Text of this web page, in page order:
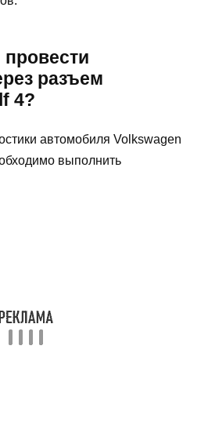
разъем
4?
автомобиля Volkswagen
выполнить